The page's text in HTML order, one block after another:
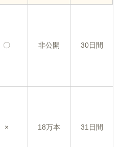
〇 非公開 30日間
× 18万本 31日間